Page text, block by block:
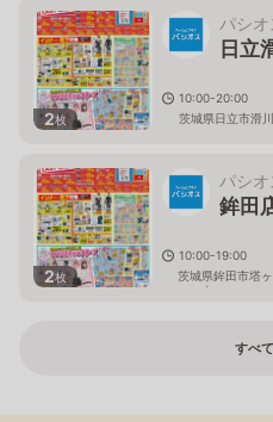
2枚
パシオ
日立
10:00-20:00
茨城県日立市滑
2枚
パシオ
鉾田
10:00-19:00
茨城県鉾田市塔
ロス内
すべ